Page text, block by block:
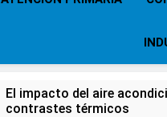
El impacto del aire
contrastes térmicos